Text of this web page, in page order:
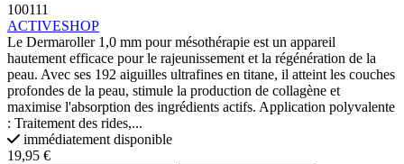
100111
ACTIVESHOP
Le Dermaroller 1,0 mm pour mésothérapie est un appareil
hautement efficace pour le rajeunissement et la régénération de la
peau. Avec ses 192 aiguilles ultrafines en titane, il atteint les couches
profondes de la peau, stimule la production de collagène et
maximise l'absorption des ingrédients actifs. Application polyvalente
: Traitement des rides,...
immédiatement disponible
19,95 €